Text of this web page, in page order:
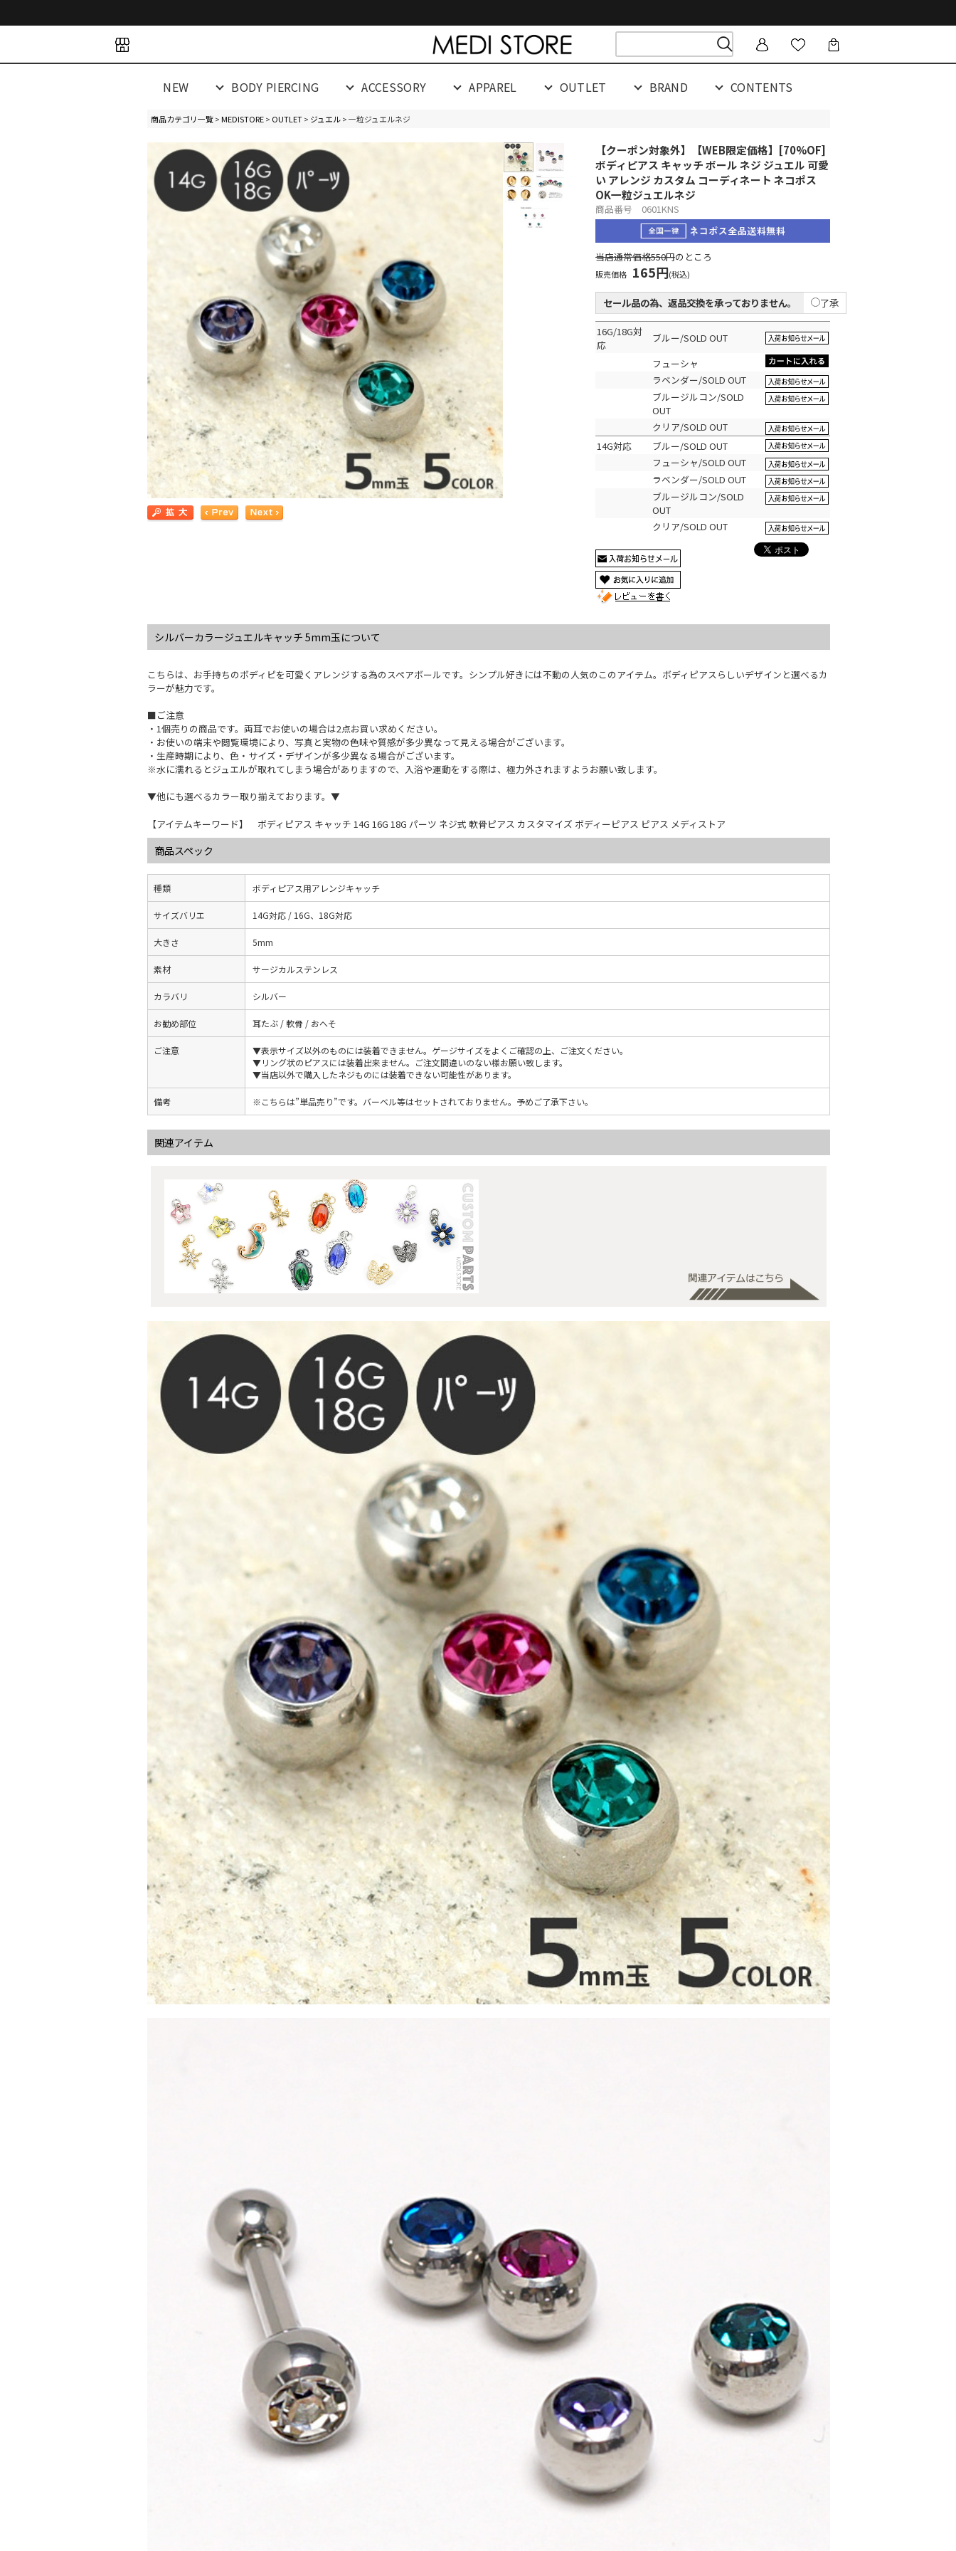
NEW BODY PIERCING ACCESSORY APPAREL OUTLET BRAND CONTENTS
商品カテゴリ一覧>MEDISTORE> OUTLET> ジュエル> 一粒ジュエルネジ
【クーポン対象外】【WEB限定価格】[70%OF]
ボディピアス キャッチ ボール ネジ ジュエル 可愛
い アレンジ カスタム コーディネート ネコポス
OK一粒ジュエルネジ
商品番号 0601KNS
当店通常価格550円のところ
販売価格 165円(税込)
セール品の為、返品交換を承っておりません。 了承
16G/18G対
応
ブルー/SOLD OUT
フューシャ
ラベンダー/SOLD OUT
ブルージルコン/SOLD
OUT
クリア/SOLD OUT
14G対応
ブルー/SOLD OUT
フューシャ/SOLD OUT
ラベンダー/SOLD OUT
ブルージルコン/SOLD
OUT
クリア/SOLD OUT
シルバーカラージュエルキャッチ 5mm玉について
こちらは、お手持ちのボディピを可愛くアレンジする為のスペアボールです。シンプル好きには不動の人気のこのアイテム。ボディピアスらしいデザインと選べるカ
ラーが魅力です。
■ご注意
・1個売りの商品です。両耳でお使いの場合は2点お買い求めください。
・お使いの端末や閲覧環境により、写真と実物の色味や質感が多少異なって見える場合がございます。
・生産時期により、色・サイズ・デザインが多少異なる場合がございます。
※水に濡れるとジュエルが取れてしまう場合がありますので、入浴や運動をする際は、極力外されますようお願い致します。
▼他にも選べるカラー取り揃えております。▼
【アイテムキーワード】 ボディピアス キャッチ 14G 16G 18G パーツ ネジ式 軟骨ピアス カスタマイズ ボディーピアス ピアス メディストア
商品スペック
種類 ボディピアス用アレンジキャッチ
サイズバリエ 14G対応 / 16G、18G対応
大きさ 5mm
素材 サージカルステンレス
カラバリ シルバー
お勧め部位 耳たぶ / 軟骨 / おへそ
ご注意
▼表示サイズ以外のものには装着できません。ゲージサイズをよくご確認の上、ご注文ください。
▼リング状のピアスには装着出来ません。ご注文間違いのない様お願い致します。
▼当店以外で購入したネジものには装着できない可能性があります。
備考 ※こちらは”単品売り”です。バーベル等はセットされておりません。予めご了承下さい。
関連アイテム